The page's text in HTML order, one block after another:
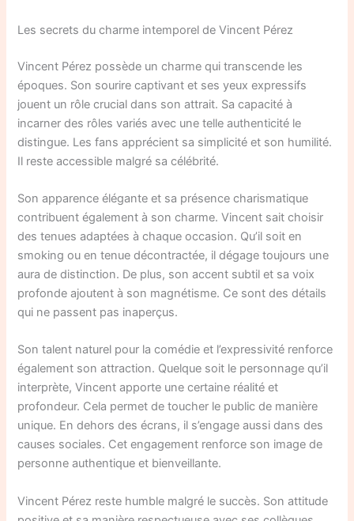
Les secrets du charme intemporel de Vincent Pérez
Vincent Pérez possède un charme qui transcende les
époques. Son sourire captivant et ses yeux expressifs
jouent un rôle crucial dans son attrait. Sa capacité à
incarner des rôles variés avec une telle authenticité le
distingue. Les fans apprécient sa simplicité et son humilité.
Il reste accessible malgré sa célébrité.
Son apparence élégante et sa présence charismatique
contribuent également à son charme. Vincent sait choisir
des tenues adaptées à chaque occasion. Qu’il soit en
smoking ou en tenue décontractée, il dégage toujours une
aura de distinction. De plus, son accent subtil et sa voix
profonde ajoutent à son magnétisme. Ce sont des détails
qui ne passent pas inaperçus.
Son talent naturel pour la comédie et l’expressivité renforce
également son attraction. Quelque soit le personnage qu’il
interprète, Vincent apporte une certaine réalité et
profondeur. Cela permet de toucher le public de manière
unique. En dehors des écrans, il s’engage aussi dans des
causes sociales. Cet engagement renforce son image de
personne authentique et bienveillante.
Vincent Pérez reste humble malgré le succès. Son attitude